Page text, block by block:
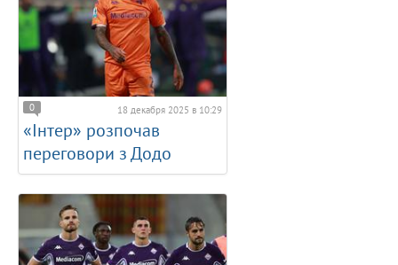
0 18 декабря 2025 в 10:29
«Інтер» розпочав
переговори з Додо